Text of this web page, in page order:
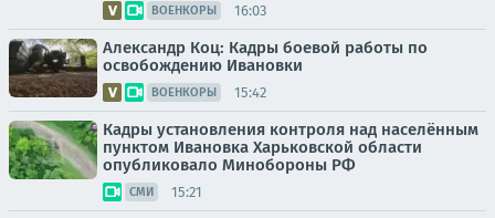
ВОЕНКОРЫ 16:03
Александр Коц: Кадры боевой работы по
освобождению Ивановки
ВОЕНКОРЫ 15:42
Кадры установления контроля над населённым
пунктом Ивановка Харьковской области
опубликовало Минобороны РФ
СМИ 15:21